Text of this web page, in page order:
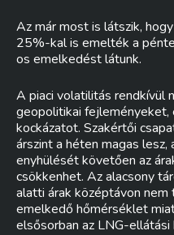
Az már most is látszik,
25%-kal is emelték a
os emelkedést látunk.
A piaci volatilitás rendkívül
geopolitikai fejleményeket,
kockázatot. Szakértői
árszint a héten magas lesz,
enyhülését követően az
csökkenhet. Az alacsony
alatti árak középtávon nem
emelkedő hőmérséklet
elsősorban az LNG-